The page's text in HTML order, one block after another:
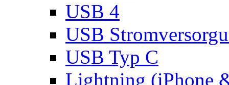
USB 4
USB
USB Typ C
Lightning (iPhone